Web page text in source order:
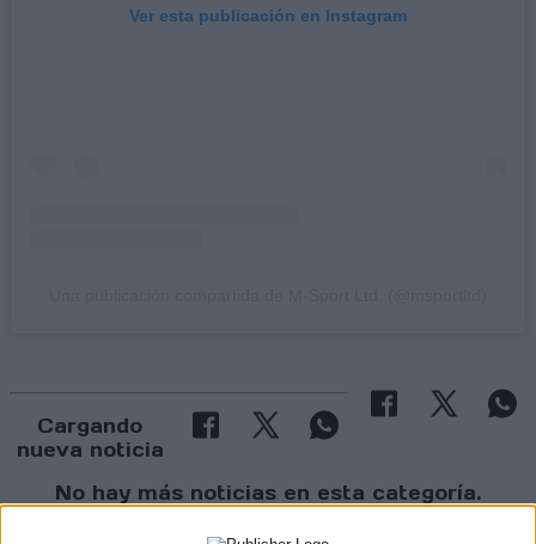
Ver esta publicación en Instagram
Cargando
nueva noticia
No hay más noticias en esta categoría.